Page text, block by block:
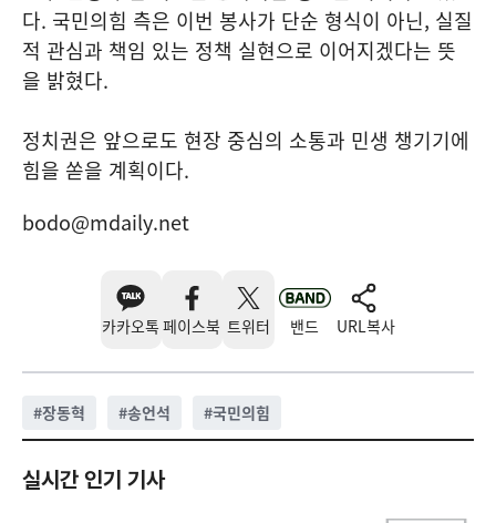
다. 국민의힘 측은 이번 봉사가 단순 형식이 아닌, 실질
적 관심과 책임 있는 정책 실현으로 이어지겠다는 뜻
을 밝혔다.
정치권은 앞으로도 현장 중심의 소통과 민생 챙기기에
힘을 쏟을 계획이다.
bodo@mdaily.net
카카오톡 페이스북 트위터 밴드 URL복사
#장동혁 #송언석 #국민의힘
실시간 인기 기사